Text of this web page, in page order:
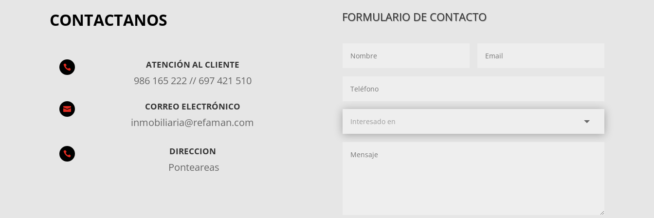
CONTACTANOS
 ATENCIÓN AL CLIENTE
986 165 222 // 697 421 510
 CORREO ELECTRÓNICO
inmobiliaria@refaman.com
 DIRECCION
Ponteareas
FORMULARIO DE CONTACTO